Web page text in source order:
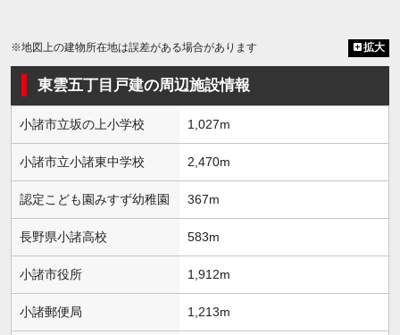
※地図上の建物所在地は誤差がある場合があります 拡大
東雲五丁目戸建の周辺施設情報
小諸市立坂の上小学校 1,027m
小諸市立小諸東中学校 2,470m
認定こども園みすず幼稚園 367m
長野県小諸高校 583m
小諸市役所 1,912m
小諸郵便局 1,213m